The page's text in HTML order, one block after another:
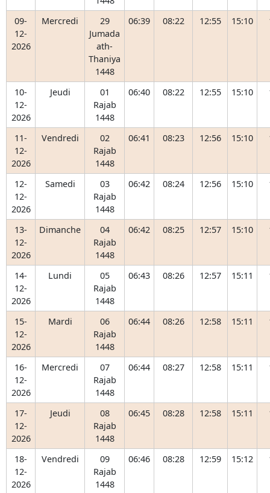
09-
12-
2026
Mercredi
29
Jumada
ath-
Thaniya
1448
06:39 08:22 12:55 15:10
10-
12-
2026
Jeudi
01
Rajab
1448
06:40 08:22 12:55 15:10
11-
12-
2026
Vendredi
02
Rajab
1448
06:41 08:23 12:56 15:10
12-
12-
2026
Samedi
03
Rajab
1448
06:42 08:24 12:56 15:10
13-
12-
2026
Dimanche
04
Rajab
1448
06:42 08:25 12:57 15:10
14-
12-
2026
Lundi
05
Rajab
1448
06:43 08:26 12:57 15:11
15-
12-
2026
Mardi
06
Rajab
1448
06:44 08:26 12:58 15:11
16-
12-
2026
Mercredi
07
Rajab
1448
06:44 08:27 12:58 15:11
17-
12-
2026
Jeudi
08
Rajab
1448
06:45 08:28 12:58 15:11
18-
12-
2026
Vendredi
09
Rajab
1448
06:46 08:28 12:59 15:12